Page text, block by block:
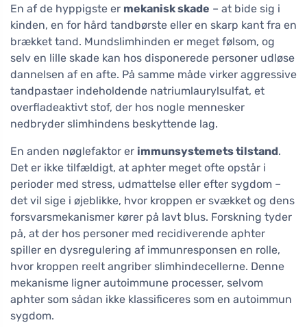
En af de hyppigste er mekanisk skade – at bide sig i
kinden, en for hård tandbørste eller en skarp kant fra en
brækket tand. Mundslimhinden er meget følsom, og
selv en lille skade kan hos disponerede personer udløse
dannelsen af en afte. På samme måde virker aggressive
tandpastaer indeholdende natriumlaurylsulfat, et
overfladeaktivt stof, der hos nogle mennesker
nedbryder slimhindens beskyttende lag.
En anden nøglefaktor er immunsystemets tilstand.
Det er ikke tilfældigt, at aphter meget ofte opstår i
perioder med stress, udmattelse eller efter sygdom –
det vil sige i øjeblikke, hvor kroppen er svækket og dens
forsvarsmekanismer kører på lavt blus. Forskning tyder
på, at der hos personer med recidiverende aphter
spiller en dysregulering af immunresponsen en rolle,
hvor kroppen reelt angriber slimhindecellerne. Denne
mekanisme ligner autoimmune processer, selvom
aphter som sådan ikke klassificeres som en autoimmun
sygdom.